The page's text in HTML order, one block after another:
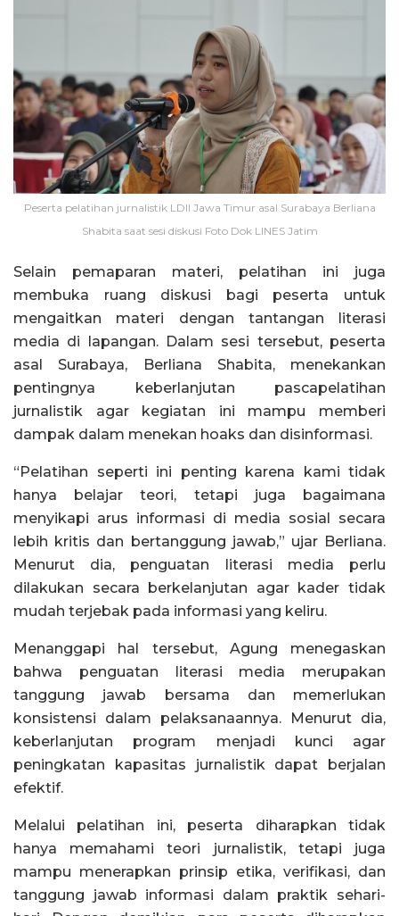
Peserta pelatihan jurnalistik LDII Jawa Timur asal Surabaya Berliana
Shabita saat sesi diskusi Foto Dok LINES Jatim
Selain pemaparan materi, pelatihan ini juga
membuka ruang diskusi bagi peserta untuk
mengaitkan materi dengan tantangan literasi
media di lapangan. Dalam sesi tersebut, peserta
asal Surabaya, Berliana Shabita, menekankan
pentingnya keberlanjutan pascapelatihan
jurnalistik agar kegiatan ini mampu memberi
dampak dalam menekan hoaks dan disinformasi.
“Pelatihan seperti ini penting karena kami tidak
hanya belajar teori, tetapi juga bagaimana
menyikapi arus informasi di media sosial secara
lebih kritis dan bertanggung jawab,” ujar Berliana.
Menurut dia, penguatan literasi media perlu
dilakukan secara berkelanjutan agar kader tidak
mudah terjebak pada informasi yang keliru.
Menanggapi hal tersebut, Agung menegaskan
bahwa penguatan literasi media merupakan
tanggung jawab bersama dan memerlukan
konsistensi dalam pelaksanaannya. Menurut dia,
keberlanjutan program menjadi kunci agar
peningkatan kapasitas jurnalistik dapat berjalan
efektif.
Melalui pelatihan ini, peserta diharapkan tidak
hanya memahami teori jurnalistik, tetapi juga
mampu menerapkan prinsip etika, verifikasi, dan
tanggung jawab informasi dalam praktik sehari-